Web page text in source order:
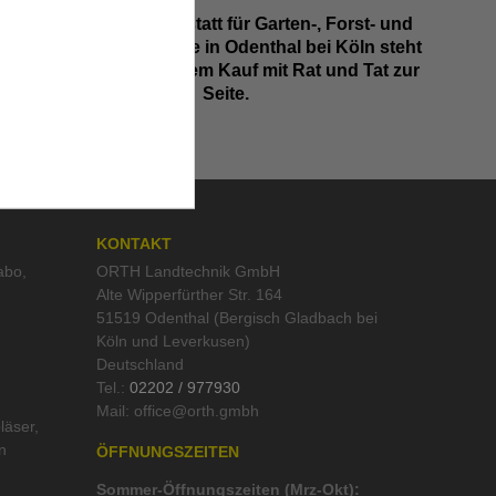
Unsere Fachwerkstatt für Garten-, Forst- und
Landtechnik- Geräte in Odenthal bei Köln steht
Ihnen auch nach dem Kauf mit Rat und Tat zur
Seite.
KONTAKT
ORTH Landtechnik GmbH
Alte Wipperfürther Str. 164
51519 Odenthal (Bergisch Gladbach bei
Köln und Leverkusen)
Deutschland
Tel.: 02202 / 977930
Mail:
ÖFFNUNGSZEITEN
Sommer-Öffnungszeiten (Mrz-Okt):